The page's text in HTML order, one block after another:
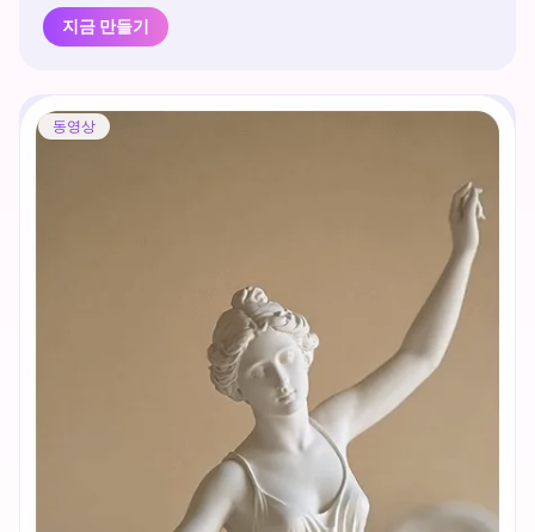
지금 만들기
동영상